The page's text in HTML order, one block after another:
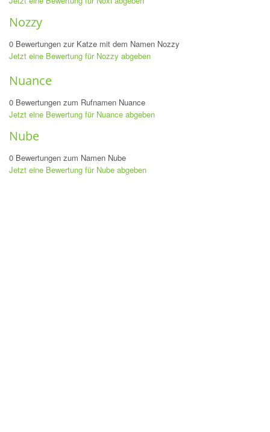
Nozzy
0 Bewertungen zur Katze mit dem Namen Nozzy
Jetzt eine Bewertung für Nozzy abgeben
Nuance
0 Bewertungen zum Rufnamen Nuance
Jetzt eine Bewertung für Nuance abgeben
Nube
0 Bewertungen zum Namen Nube
Jetzt eine Bewertung für Nube abgeben